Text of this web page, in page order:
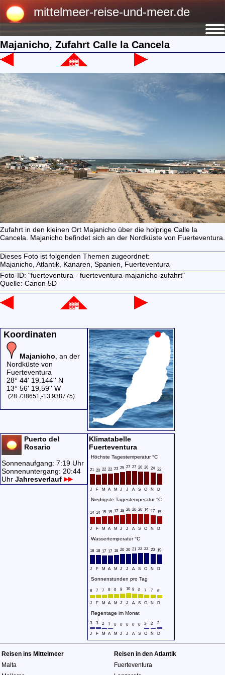
mittelmeer-reise-und-meer.de
Majanicho, Zufahrt Calle la Cancela
Zufahrt in den kleinen Ort Majanicho über die holprige Calle la
Cancela. Majanicho befindet sich an der Nordküste von Fuerteventura.
Dieses Foto ist folgenden Themen zugeordnet:
Majanicho, Atlantik, Kanaren, Spanien,
Fuerteventura
Foto-ID: "fuerteventura - fuerteventura-majanicho-zufahrt"
Quelle: Canon 5D
Koordinaten
Majanicho , an der
Nordküste von
Fuerteventura
28° 44' 19.144'' N
13° 56' 19.59'' W
(28.738651,-13.938775)
Puerto del
Rosario
Sonnenaufgang: 7:19 Uhr
Sonnenuntergang: 20:44
Uhr Jahresverlauf
Klimatabelle
Fuerteventura
Höchste Tagestemperatur °C
21 20 22 22 23 25 27 27 26 26 24 22
J F M A M J J A S O N D
Niedrigste Tagestemperatur °C
14 14 15 15 17 18 20 20 20 19 17 15
J F M A M J J A S O N D
Wassertemperatur °C
18 18 17 17 18 20 20 21 22 22 20 19
J F M A M J J A S O N D
Sonnenstunden pro Tag
6 7 7 8 8 9 10 9 8 7 7 6
J F M A M J J A S O N D
Regentage im Monat
3 3 2 1 0 0 0 0 0 2 2 3
J F M A M J J A S O N D
Reisen ins Mittelmeer
Malta
Reisen in den Atlantik
Fuerteventura